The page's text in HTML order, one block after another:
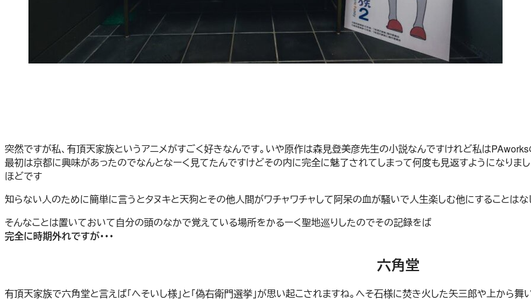
突然ですが私、有頂天家族というアニメがすごく好きなんです。いや原作は森見登美彦先生の小説なんですけれど私は
最初は京都に興味があったのでなんとなーく見てたんですけどその内に完全に魅了されてしまって何度も見返すようになりま
ほどです
知らない人のために簡単に言うとタヌキと天狗とその他人間がワチャワチャして阿呆の血が騒いで人生楽しむ他にすることはな
そんなことは置いておいて自分の頭のなかで覚えている場所をかるーく聖地巡りしたのでその記録をば
完全に時期外れですが・・・
六角堂
有頂天家族で六角堂と言えば「へそいし様」と「偽右衛門選挙」が思い起こされますね。へそ石様に焚き火した矢三郎や上から